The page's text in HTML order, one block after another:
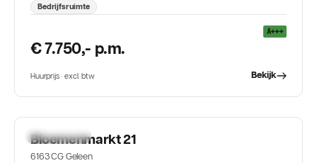
Bedrijfsruimte
A+++
€ 7.750,- p.m.
Huurprijs · excl. btw Bekijk
KOOP & HUUR
Bloemenmarkt 21
6163 CG Geleen